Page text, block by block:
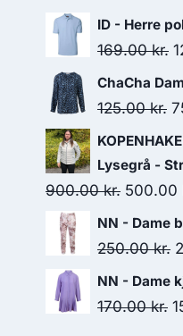
ID - Herre
169.00kr.
ChaCha
125.00kr.
Lysegrå -
900.00kr. Original
price
was:
500.00
NN - Dame
250.00kr.
NN - Dame
170.00kr.